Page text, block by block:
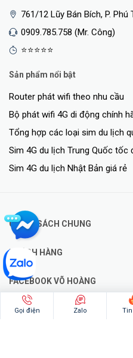
761/12 Lũy Bán Bích, P. Phú
0909.785.758 (Mr. Công)
⭐⭐⭐⭐⭐
Sản phẩm nổi bật
Router phát wifi theo nhu cầu
Bộ phát wifi 4G di động chính
Tổng hợp các loại sim du lịch
Sim 4G du lịch Trung Quốc tốc
Sim 4G du lịch Nhật Bản giá rẻ
CHÍNH SÁCH CHUNG
KHÁCH HÀNG
FACEBOOK VÕ HOÀNG
Gọi điện Zalo